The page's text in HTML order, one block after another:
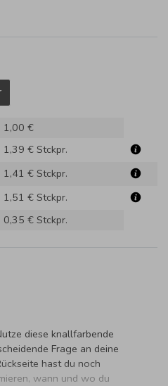
1,00 €
1,39 € Stckpr.
1,41 € Stckpr.
1,51 € Stckpr.
0,35 € Stckpr.
diese knallfarbende
Frage an deine
hast du noch
wann und wo du